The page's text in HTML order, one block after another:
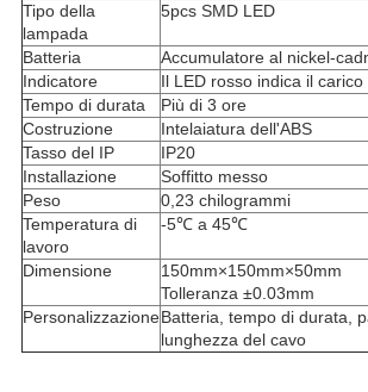
Tipo della
lampada
5pcs SMD LED
Batteria Accumulatore al nickel-
Indicatore
Il LED rosso indica il carico
Tempo di durata
Più di 3 ore
Costruzione
Intelaiatura dell'ABS
Tasso del IP
IP20
Installazione
Soffitto messo
Peso
0,23 chilogrammi
Temperatura di
lavoro
-5℃ a 45℃
Dimensione
150mm×150mm×50mm
Tolleranza ±0.03mm
PersonalizzazioneBatteria, tempo di durata,
lunghezza del cavo